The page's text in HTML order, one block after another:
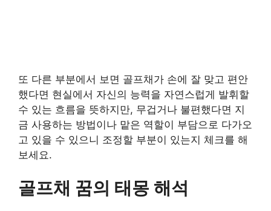
또 다른 부분에서 보면 골프채가 손에 잘 맞고 편안
했다면 현실에서 자신의 능력을 자연스럽게 발휘할
수 있는 흐름을 뜻하지만, 무겁거나 불편했다면 지
금 사용하는 방법이나 맡은 역할이 부담으로 다가오
고 있을 수 있으니 조정할 부분이 있는지 체크를 해
보세요.
골프채 꿈의 태몽 해석